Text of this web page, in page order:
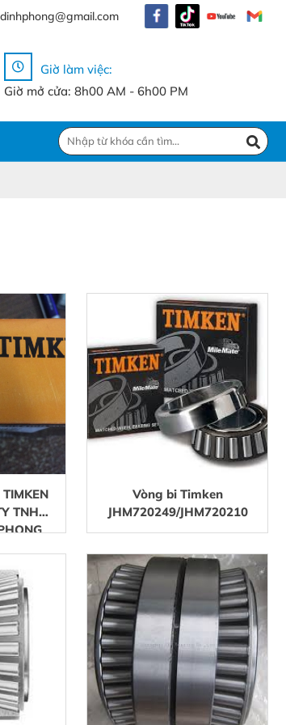
Giờ làm việc:
Giờ mở cửa: 8h00 AM - 6h00 PM
TNHH
Vòng bi Timken
JHM720249/JHM720210